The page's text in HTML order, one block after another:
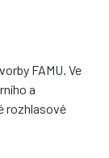
FAMU. Ve
a
rozhlasové